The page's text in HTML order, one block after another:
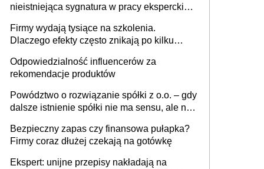
nieistniejąca sygnatura w pracy eksperckiej -
firmie
Firmy wydają tysiące na szkolenia.
Dlaczego efekty często znikają po kilku
Odpowiedzialność influencerów za
rekomendacje produktów
Powództwo o rozwiązanie spółki z o.o. – gdy
dalsze istnienie spółki nie ma sensu, ale nie
Bezpieczny zapas czy finansowa pułapka?
Firmy coraz dłużej czekają na gotówkę
Ekspert: unijne przepisy nakładają na